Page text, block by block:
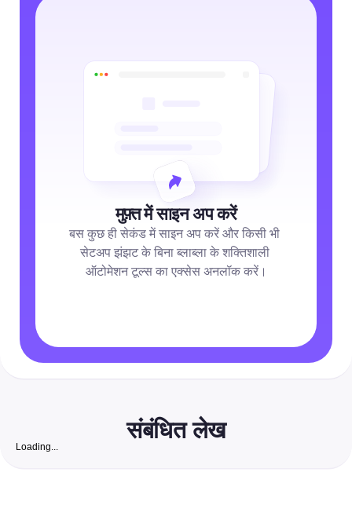
मुफ़्त में साइन अप करें
बस कुछ ही सेकंड में साइन अप करें और किसी भी
सेटअप झंझट के बिना ब्लाब्ला के शक्तिशाली
ऑटोमेशन टूल्स का एक्सेस अनलॉक करें।
संबंधित लेख
Loading...